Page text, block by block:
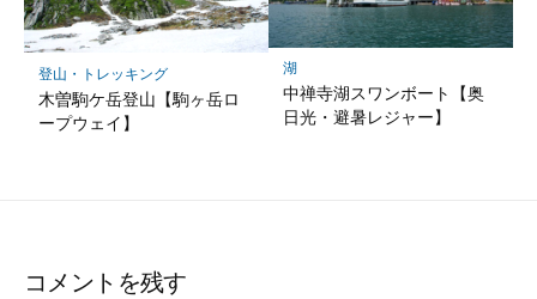
登山・トレッキング
木曽駒ケ岳登山【駒ヶ岳ロ
ープウェイ】
湖
中禅寺湖スワンボート【奥
日光・避暑レジャー】
コメントを残す